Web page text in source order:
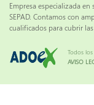
Empresa especializada
SEPAD. Contamos con
cualificados para cubrir
Todos
AVISO